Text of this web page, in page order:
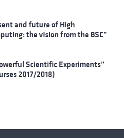
and future of High
the vision from the BSC”
Scientific Experiments”
2017/2018)